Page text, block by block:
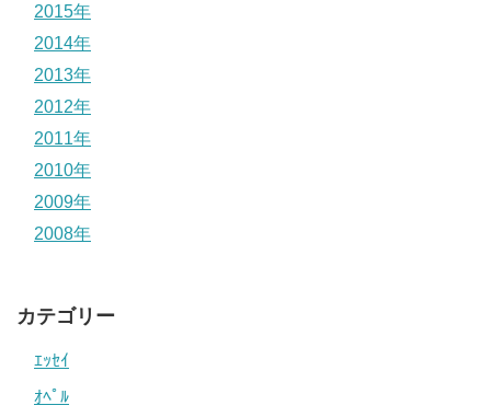
2015年
2014年
2013年
2012年
2011年
2010年
2009年
2008年
カテゴリー
ｴｯｾｲ
ｵﾍﾟﾙ